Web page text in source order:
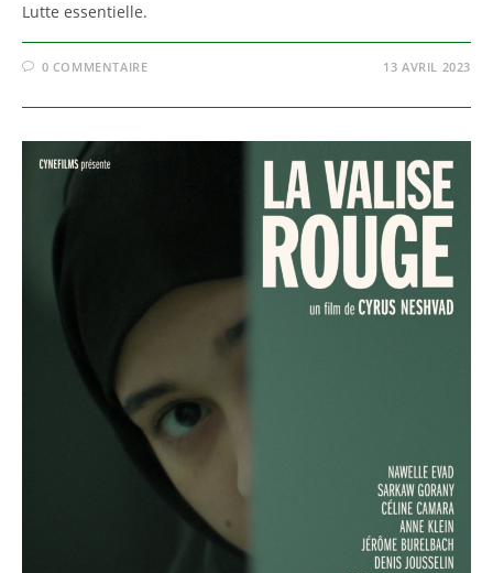
Lutte essentielle.
0 COMMENTAIRE 13 AVRIL 2023